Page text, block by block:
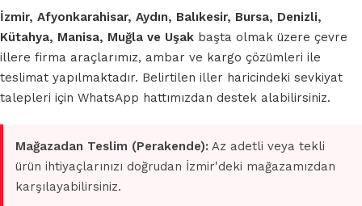
İzmir, Afyonkarahisar, Aydın, Balıkesir, Bursa, Denizli,
Kütahya, Manisa, Muğla ve Uşak başta olmak üzere çevre
illere firma araçlarımız, ambar ve kargo çözümleri ile
teslimat yapılmaktadır. Belirtilen iller haricindeki sevkiyat
talepleri için WhatsApp hattımızdan destek alabilirsiniz.
Mağazadan Teslim (Perakende): Az adetli veya tekli
ürün ihtiyaçlarınızı doğrudan İzmir'deki mağazamızdan
karşılayabilirsiniz.